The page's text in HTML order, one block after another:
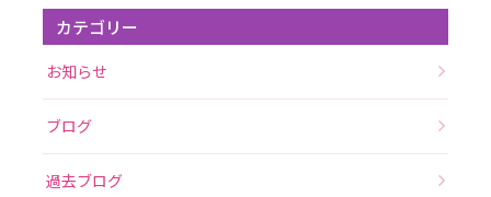
カテゴリー
お知らせ
ブログ
過去ブログ